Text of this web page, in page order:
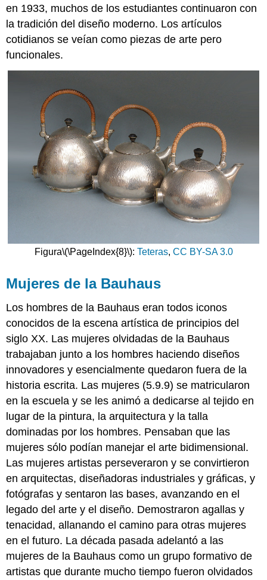
en 1933, muchos de los estudiantes continuaron con
la tradición del diseño moderno. Los artículos
cotidianos se veían como piezas de arte pero
funcionales.
Figura\(\PageIndex{8}\): Teteras, CC BY-SA 3.0
Mujeres de la Bauhaus
Los hombres de la Bauhaus eran todos iconos
conocidos de la escena artística de principios del
siglo XX. Las mujeres olvidadas de la Bauhaus
trabajaban junto a los hombres haciendo diseños
innovadores y esencialmente quedaron fuera de la
historia escrita. Las mujeres (5.9.9) se matricularon
en la escuela y se les animó a dedicarse al tejido en
lugar de la pintura, la arquitectura y la talla
dominadas por los hombres. Pensaban que las
mujeres sólo podían manejar el arte bidimensional.
Las mujeres artistas perseveraron y se convirtieron
en arquitectas, diseñadoras industriales y gráficas, y
fotógrafas y sentaron las bases, avanzando en el
legado del arte y el diseño. Demostraron agallas y
tenacidad, allanando el camino para otras mujeres
en el futuro. La década pasada adelantó a las
mujeres de la Bauhaus como un grupo formativo de
artistas que durante mucho tiempo fueron olvidados